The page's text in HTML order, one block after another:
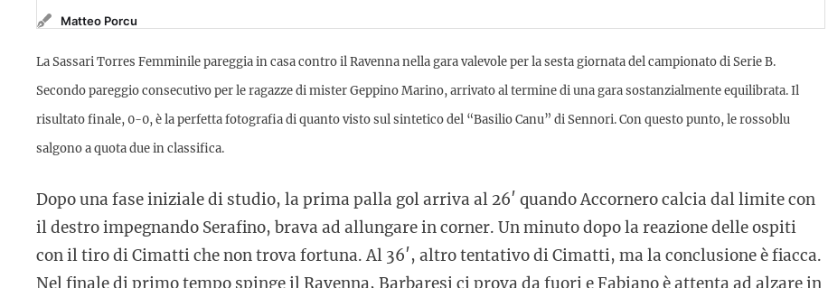
Matteo Porcu
La Sassari Torres Femminile pareggia in casa contro il Ravenna nella gara valevole per la sesta giornata del campionato di Serie B.
Secondo pareggio consecutivo per le ragazze di mister Geppino Marino, arrivato al termine di una gara sostanzialmente equilibrata. Il
risultato finale, 0-0, è la perfetta fotografia di quanto visto sul sintetico del “Basilio Canu” di Sennori. Con questo punto, le rossoblu
salgono a quota due in classifica.
Dopo una fase iniziale di studio, la prima palla gol arriva al 26′ quando Accornero calcia dal limite con
il destro impegnando Serafino, brava ad allungare in corner. Un minuto dopo la reazione delle ospiti
con il tiro di Cimatti che non trova fortuna. Al 36′, altro tentativo di Cimatti, ma la conclusione è fiacca.
Nel finale di primo tempo spinge il Ravenna, Barbaresi ci prova da fuori e Fabiano è attenta ad alzare in